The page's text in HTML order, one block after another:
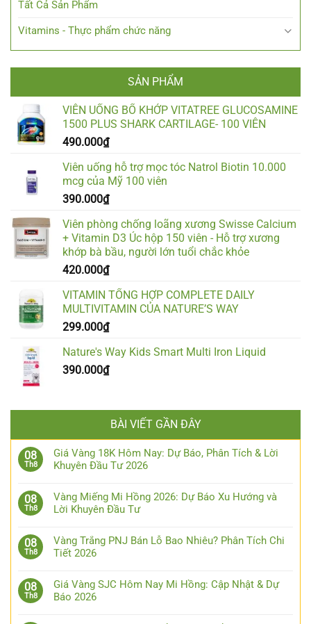
Tất Cả Sản Phẩm
Vitamins - Thực phẩm chức năng
SẢN PHẨM
VIÊN UỐNG BỔ KHỚP VITATREE GLUCOSAMINE
1500 PLUS SHARK CARTILAGE- 100 VIÊN
490.000₫
Viên uống hỗ trợ mọc tóc Natrol Biotin 10.000
mcg của Mỹ 100 viên
390.000₫
Viên phòng chống loãng xương Swisse Calcium
+ Vitamin D3 Úc hộp 150 viên - Hỗ trợ xương
khớp bà bầu, người lớn tuổi chắc khỏe
420.000₫
VITAMIN TỔNG HỢP COMPLETE DAILY
MULTIVITAMIN CỦA NATURE’S WAY
299.000₫
Nature's Way Kids Smart Multi Iron Liquid
390.000₫
BÀI VIẾT GẦN ĐÂY
08
Th8
Giá Vàng 18K Hôm Nay: Dự Báo, Phân Tích & Lời
Khuyên Đầu Tư 2026
08
Th8
Vàng Miếng Mi Hồng 2026: Dự Báo Xu Hướng và
Lời Khuyên Đầu Tư
08
Th8
Vàng Trắng PNJ Bán Lỗ Bao Nhiêu? Phân Tích Chi
Tiết 2026
08
Th8
Giá Vàng SJC Hôm Nay Mi Hồng: Cập Nhật & Dự
Báo 2026